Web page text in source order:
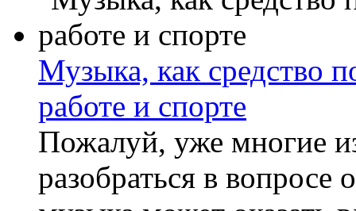
Музыка, как средство
работе и спорте
Пожалуй, уже многие
разобраться в